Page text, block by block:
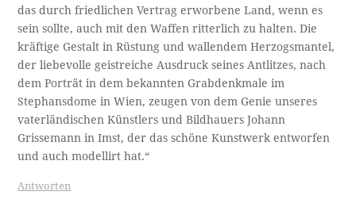
das durch friedlichen Vertrag erworbene Land, wenn es
sein sollte, auch mit den Waffen ritterlich zu halten. Die
kräftige Gestalt in Rüstung und wallendem Herzogsmantel,
der liebevolle geistreiche Ausdruck seines Antlitzes, nach
dem Porträt in dem bekannten Grabdenkmale im
Stephansdome in Wien, zeugen von dem Genie unseres
vaterländischen Künstlers und Bildhauers Johann
Grissemann in Imst, der das schöne Kunstwerk entworfen
und auch modellirt hat.“
Antworten